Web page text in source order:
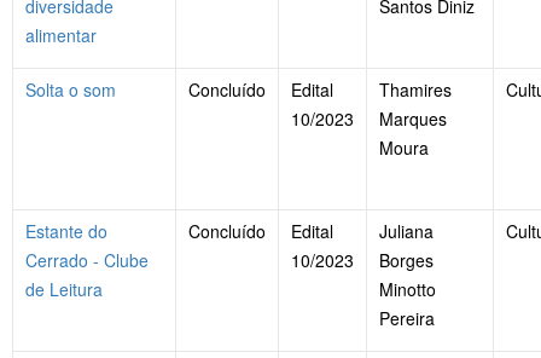
diversidade
alimentar
Santos Diniz
Solta o som Concluído
Edital
10/2023
Thamires
Marques
Moura
Estante do
Cerrado - Clube
de Leitura
Concluído
Edital
10/2023
Juliana
Borges
Minotto
Pereira